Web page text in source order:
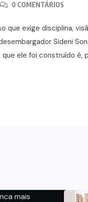
0 COMENTÁRIOS
que exige disciplina,
Sideni
ele foi construído é,
mais